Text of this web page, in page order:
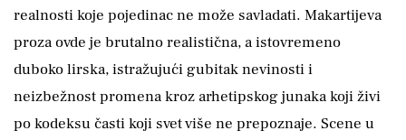
realnosti koje pojedinac ne može savladati. Makartijeva
proza ovde je brutalno realistična, a istovremeno
duboko lirska, istražujući gubitak nevinosti i
neizbežnost promena kroz arhetipskog junaka koji živi
po kodeksu časti koji svet više ne prepoznaje. Scene u